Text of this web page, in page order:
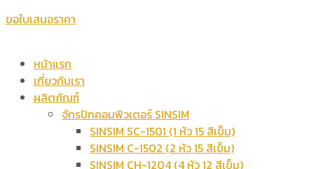
ขอใบเสนอราคา
หน้าแรก
เกี่ยวกับเรา
ผลิตภัณฑ์
จักรปักคอมพิวเตอร์ SINSIM
SINSIM SC-1501 (1 หัว 15 สีเข็ม)
SINSIM C-1502 (2 หัว 15 สีเข็ม)
SINSIM CH-1204 (4 หัว 12 สีเข็ม)